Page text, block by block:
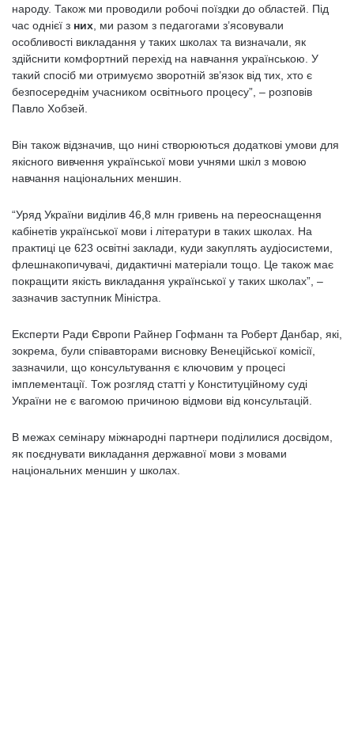
народу. Також ми проводили робочі поїздки до областей. Під
час однієї з них , ми разом з педагогами з’ясовували
особливості викладання у таких школах та визначали, як
здійснити комфортний перехід на навчання українською. У
такий спосіб ми отримуємо зворотній зв’язок від тих, хто є
безпосереднім учасником освітнього процесу”, – розповів
Павло Хобзей.
Він також відзначив, що нині створюються додаткові умови для
якісного вивчення української мови учнями шкіл з мовою
навчання національних меншин.
“Уряд України виділив 46,8 млн гривень на переоснащення
кабінетів української мови і літератури в таких школах. На
практиці це 623 освітні заклади, куди закуплять аудіосистеми,
флешнакопичувачі, дидактичні матеріали тощо. Це також має
покращити якість викладання української у таких школах”, –
зазначив заступник Міністра.
Експерти Ради Європи Райнер Гофманн та Роберт Данбар, які,
зокрема, були співавторами висновку Венеційської комісії,
зазначили, що консультування є ключовим у процесі
імплементації. Тож розгляд статті у Конституційному суді
України не є вагомою причиною відмови від консультацій.
В межах семінару міжнародні партнери поділилися досвідом,
як поєднувати викладання державної мови з мовами
національних меншин у школах.